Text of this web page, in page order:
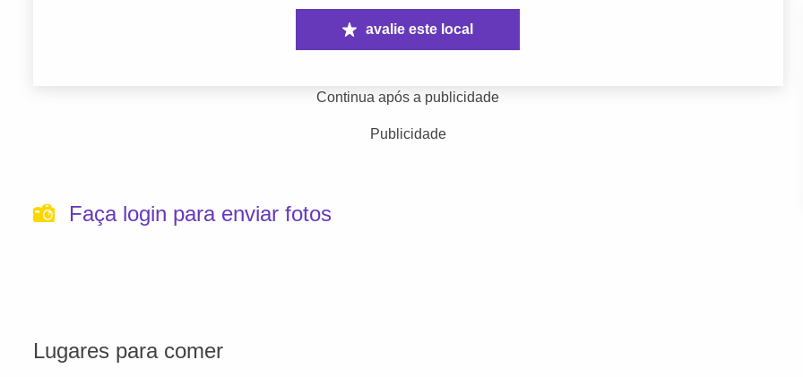
avalie este local
Continua após a publicidade
Publicidade
Faça login para enviar fotos
Lugares para comer